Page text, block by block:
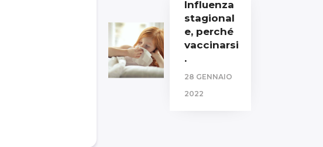
Influenza
stagional
e, perché
vaccinarsi
.
28 GENNAIO
2022